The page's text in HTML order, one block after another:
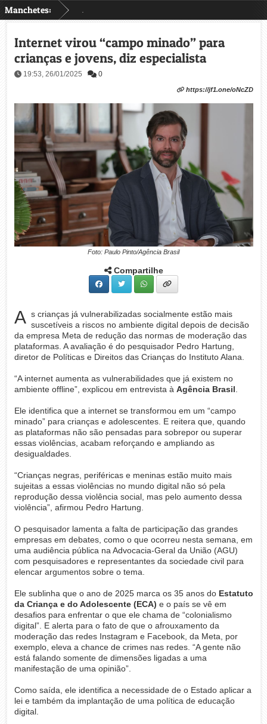
Manchetes:...
Internet virou “campo minado” para
crianças e jovens, diz especialista
19:53, 26/01/2025 0
https://jf1.one/oNcZD
Foto: Paulo Pinto/Agência Brasil
Compartilhe
A s crianças já vulnerabilizadas socialmente estão mais
suscetíveis a riscos no ambiente digital depois de decisão
da empresa Meta de redução das normas de moderação das
plataformas. A avaliação é do pesquisador Pedro Hartung,
diretor de Políticas e Direitos das Crianças do Instituto Alana.
“A internet aumenta as vulnerabilidades que já existem no
ambiente offline”, explicou em entrevista à Agência Brasil
Ele identifica que a internet se transformou em um “campo
minado” para crianças e adolescentes. E reitera que, quando
as plataformas não são pensadas para sobrepor ou superar
essas violências, acabam reforçando e ampliando as
desigualdades.
“Crianças negras, periféricas e meninas estão muito mais
sujeitas a essas violências no mundo digital não só pela
reprodução dessa violência social, mas pelo aumento dessa
violência”, afirmou Pedro Hartung.
O pesquisador lamenta a falta de participação das grandes
empresas em debates, como o que ocorreu nesta semana, em
uma audiência pública na Advocacia-Geral da União (AGU)
com pesquisadores e representantes da sociedade civil para
elencar argumentos sobre o tema.
Ele sublinha que o ano de 2025 marca os 35 anos do Estatuto
da Criança e do Adolescente (ECA) e o país se vê em
desafios para enfrentar o que ele chama de “colonialismo
digital”. E alerta para o fato de que o afrouxamento da
moderação das redes Instagram e Facebook, da Meta, por
exemplo, eleva a chance de crimes nas redes. “A gente não
está falando somente de dimensões ligadas a uma
manifestação de uma opinião”.
Como saída, ele identifica a necessidade de o Estado aplicar a
lei e também da implantação de uma política de educação
digital.